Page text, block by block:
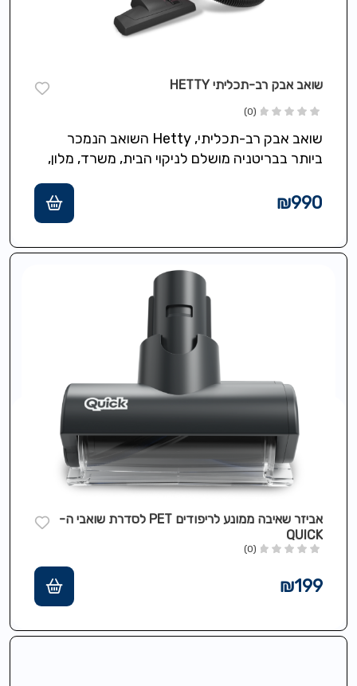
שואב אבק רב-תכליתי HETTY
(0)
שואב אבק רב-תכליתי, Hetty השואב הנמכר
ביותר בבריטניה מושלם לניקוי הבית, משרד, מלון,
₪990
אביזר שאיבה ממונע לריפודים PET לסדרת שואבי ה-
QUICK
(0)
₪199